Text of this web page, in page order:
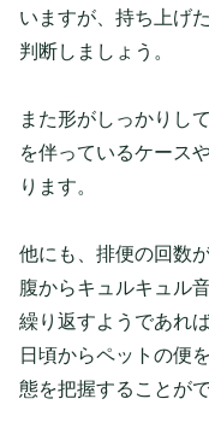
いますが、持ち上げ
判断しましょう。
また形がしっかりし
を伴っているケース
ります。
他にも、排便の回数
腹からキュルキュル
繰り返すようであれ
日頃からペットの便
態を把握することがで